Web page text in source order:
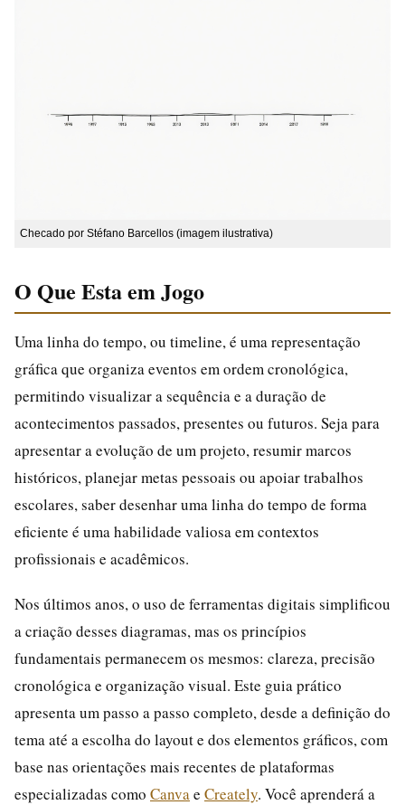
Checado por Stéfano Barcellos (imagem ilustrativa)
O Que Esta em Jogo
Uma linha do tempo, ou timeline, é uma representação
gráfica que organiza eventos em ordem cronológica,
permitindo visualizar a sequência e a duração de
acontecimentos passados, presentes ou futuros. Seja para
apresentar a evolução de um projeto, resumir marcos
históricos, planejar metas pessoais ou apoiar trabalhos
escolares, saber desenhar uma linha do tempo de forma
eficiente é uma habilidade valiosa em contextos
profissionais e acadêmicos.
Nos últimos anos, o uso de ferramentas digitais simplificou
a criação desses diagramas, mas os princípios
fundamentais permanecem os mesmos: clareza, precisão
cronológica e organização visual. Este guia prático
apresenta um passo a passo completo, desde a definição do
tema até a escolha do layout e dos elementos gráficos, com
base nas orientações mais recentes de plataformas
especializadas como Canva e Creately. Você aprenderá a